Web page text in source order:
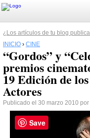
¿Los artículos de tu blog
INICIO › CINE
“Gordos” y
premios
19 Edición de
Actores
Publicado el 30 marzo 2010 por
Save